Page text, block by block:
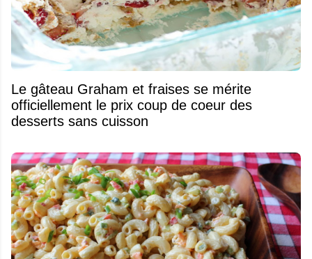
Le gâteau Graham et fraises se mérite
officiellement le prix coup de coeur des
desserts sans cuisson